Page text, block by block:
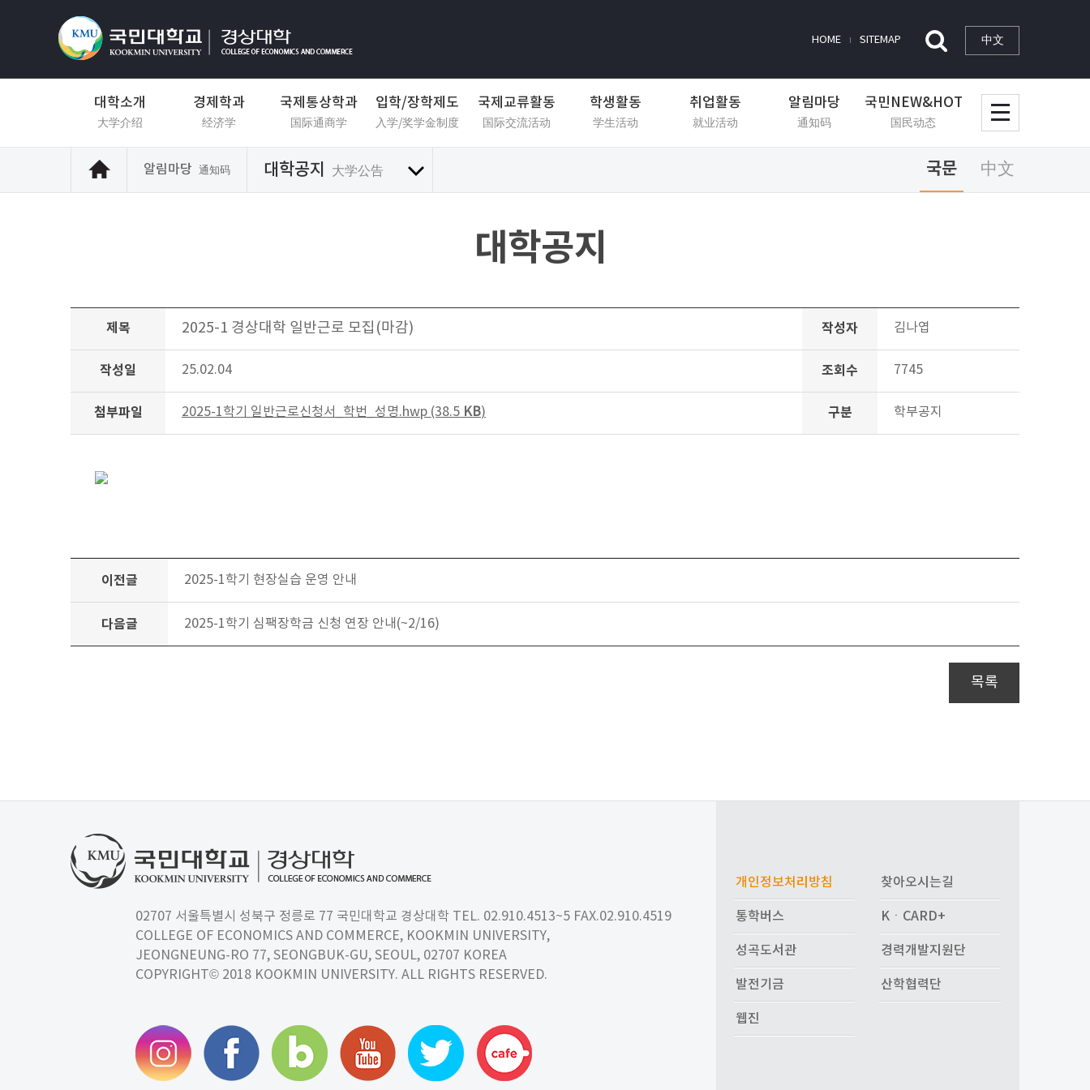
HOME SITEMAP 中文
대학소개
大学介绍
경제학과
经济学
국제통상학과
国际通商学
입학/장학제도
入学/奖学金制度
국제교류활동
国际交流活动
학생활동
学生活动
취업활동
就业活动
알림마당
通知码
국민NEW&HOT
国民动态
알림마당 通知码 대학공지 大学公告 국문 中文
대학공지
제목 2025-1 경상대학 일반근로 모집(마감) 작성자 김나엽
작성일 25.02.04 조회수 7745
첨부파일 2025-1학기 일반근로신청서_학번_성명.hwp (38.5 KB) 구분 학부공지
이전글 2025-1학기 현장실습 운영 안내
다음글 2025-1학기 심팩장학금 신청 연장 안내(~2/16)
목록
02707 서울특별시 성북구 정릉로 77 국민대학교 경상대학 TEL. 02.910.4513~5 FAX.02.910.4519
COLLEGE OF ECONOMICS AND COMMERCE, KOOKMIN UNIVERSITY,
JEONGNEUNG-RO 77, SEONGBUK-GU, SEOUL, 02707 KOREA
COPYRIGHT© 2018 KOOKMIN UNIVERSITY. ALL RIGHTS RESERVED.
개인정보처리방침 찾아오시는길
통학버스 KㆍCARD+
성곡도서관 경력개발지원단
발전기금 산학협력단
웹진